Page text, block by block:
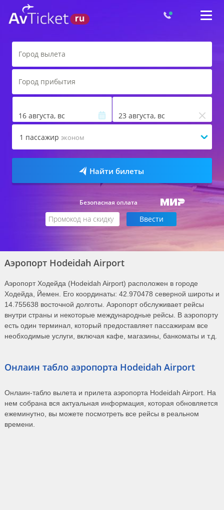
16 августа, вс 23 августа, вс
1 пассажир эконом
Найти билеты
Безопасная оплата
Аэропорт Hodeidah Airport
Аэропорт Ходейда (Hodeidah Airport) расположен в городе
Ходейда, Йемен. Его координаты: 42.970478 северной широты и
14.755638 восточной долготы. Аэропорт обслуживает рейсы
внутри страны и некоторые международные рейсы. В аэропорту
есть один терминал, который предоставляет пассажирам все
необходимые услуги, включая кафе, магазины, банкоматы и т.д.
Онлаин табло аэропорта Hodeidah Airport
Онлаин-табло вылета и прилета аэропорта Hodeidah Airport. На
нем собрана вся актуальная информация, которая обновляется
ежеминутно, вы можете посмотреть все рейсы в реальном
времени.